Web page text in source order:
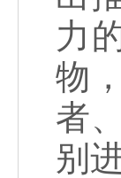
力
物
者
别